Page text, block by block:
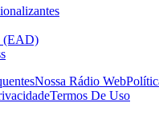
(EAD)
Nossa Rádio Web
Termos De Uso